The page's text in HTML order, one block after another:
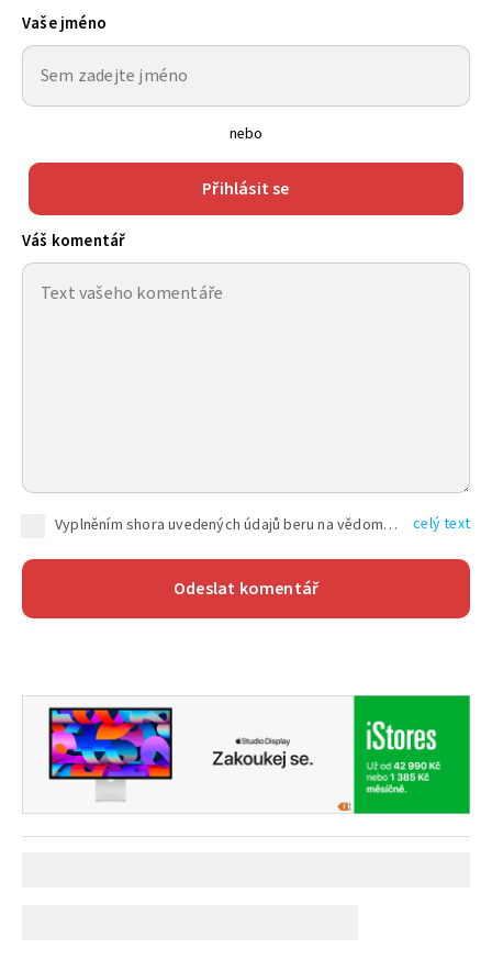
Vaše jméno
nebo
Přihlásit se
Váš komentář
Vyplněním shora uvedených údajů beru na vědomí, že společnost TEXT FACTORY s.r.o., sídlem Brno, Durďákova 336/29, Černá Pole, PSČ: 613 00, IČ: 06157831, zapsané u Krajského soudu v Brně, oddíl C, vložka 100399, bude zpracovávat mé osobní údaje uvedené v rámci mnou vyplněného registračního formuláře na základě oprávněných zájmů TEXT FACTORY s.r.o. dle čl. 6 odst. 1 písm. f) GDPR a pro splnění právních povinností (čl. 6 odst. 1 písm. c) GDPR), a to pro tyto účely: nezbytnost zajistit oprávnění návštěvníka webových stránek provozovaných společností TEXT FACTORY s.r.o. přispívat aktivně ke zveřejněným článkům nebo v rámci diskusních fór a výkon práv TEXT FACTORY s.r.o. jako administrátora těchto diskusních fór. Více informací o zpracování osobních údajů a právech lze nalézt v celý text